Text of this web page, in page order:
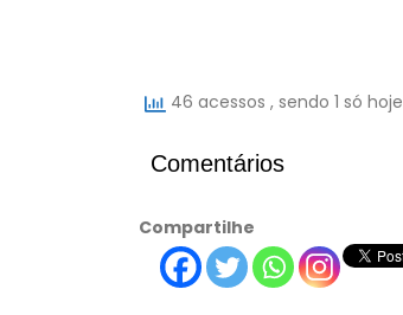
46 acessos , sendo 1 só hoje
Comentários
Compartilhe